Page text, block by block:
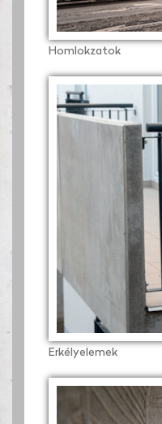
Homlokzatok
Erkélyelemek